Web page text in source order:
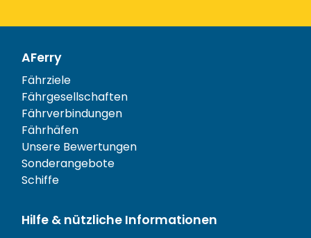
AFerry
Fährziele
Fährgesellschaften
Fährverbindungen
Fährhäfen
Unsere Bewertungen
Sonderangebote
Schiffe
Hilfe & nützliche Informationen